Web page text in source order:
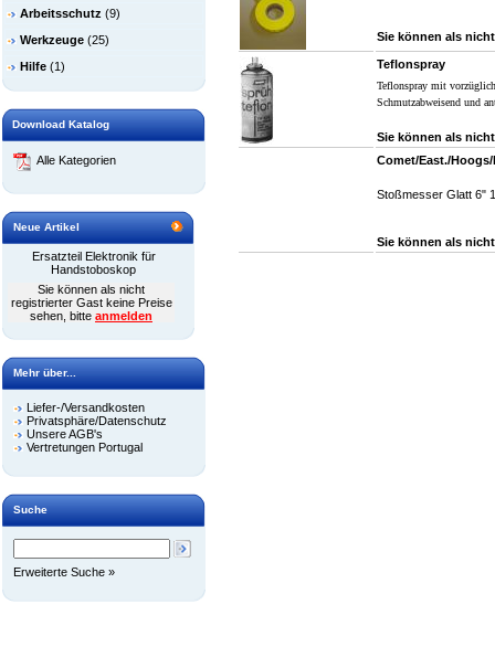
Arbeitsschutz (9)
Werkzeuge (25)
Hilfe (1)
Download Katalog
Alle Kategorien
Neue Artikel
Ersatzteil Elektronik für
Handstoboskop
Sie können als nicht
registrierter Gast keine Preise
sehen, bitte anmelden
Mehr über...
Liefer-/Versandkosten
Privatsphäre/Datenschutz
Unsere AGB's
Vertretungen Portugal
Suche
Erweiterte Suche »
Sie können als
Teflonspray
Teflonspray mit
Schmutzabweisend und
Sie können als
Comet/East./
Stoßmesser Glatt 6"
Sie können als